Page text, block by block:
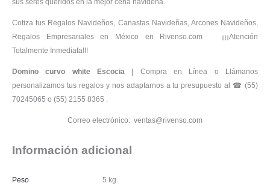
sus seres queridos en la mejor cena navideña.
Cotiza tus Regalos Navideños, Canastas Navideñas, Arcones Navideños,
Regalos Empresariales en México en Rivenso.com ¡¡¡Atención
Totalmente Inmediata!!!
Domino curvo white Escocia | Compra en Línea o Llámanos
personalizamos tus regalos y nos adaptarnos a tu presupuesto al ☎ (55)
70245065 o (55) 2155 8365 .
Correo electrónico: ventas@rivenso.com
Información adicional
Peso 5 kg